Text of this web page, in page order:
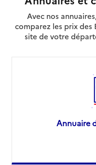
Avec nos
comparez les prix des
site de votre
Annuaire